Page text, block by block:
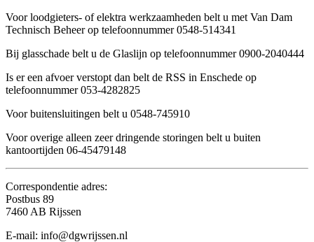
Voor loodgieters- of elektra werkzaamheden belt u met Van Dam
Technisch Beheer op telefoonnummer 0548-514341
Bij glasschade belt u de Glaslijn op telefoonnummer 0900-2040444
Is er een afvoer verstopt dan belt de RSS in Enschede op
telefoonnummer 053-4282825
Voor buitensluitingen belt u 0548-745910
Voor overige alleen zeer dringende storingen belt u buiten
kantoortijden 06-45479148
Correspondentie adres:
Postbus 89
7460 AB Rijssen
E-mail: info@dgwrijssen.nl